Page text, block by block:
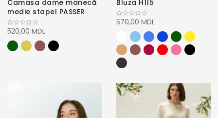
Camasa dame manecă
medie stapel PASSER
520,00 MDL
Bluza H115
570,00 MDL